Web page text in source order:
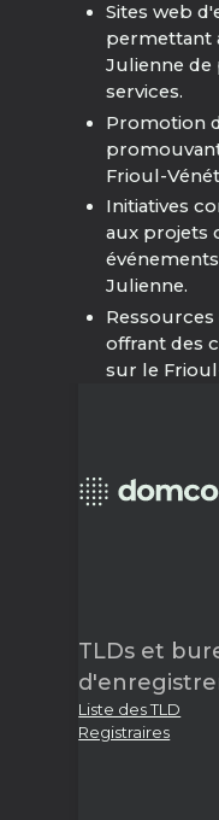
Sites web
permettant
Julienne
services.
Promotion
Frioul-
Initiatives
aux projets
Julienne.
offrant des
sur le
TLDs et
Liste des TLD
Registraires